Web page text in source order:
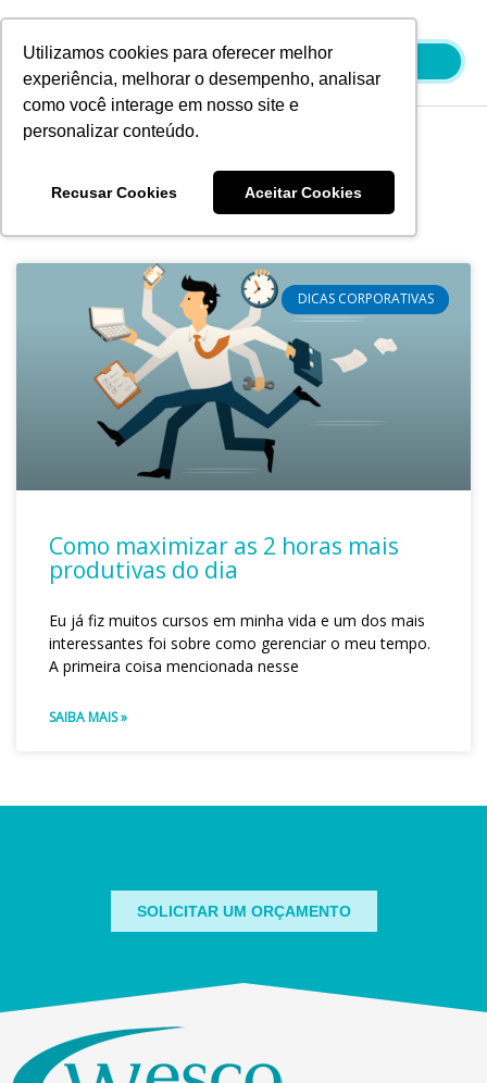
Utilizamos cookies para oferecer melhor
experiência, melhorar o desempenho, analisar
como você interage em nosso site e
personalizar conteúdo.
Recusar Cookies Aceitar Cookies
conteúdo
Blog
DICAS CORPORATIVAS
Como maximizar as 2 horas mais
produtivas do dia
Eu já fiz muitos cursos em minha vida e um dos mais
interessantes foi sobre como gerenciar o meu tempo.
A primeira coisa mencionada nesse
SAIBA MAIS »
SOLICITAR UM ORÇAMENTO